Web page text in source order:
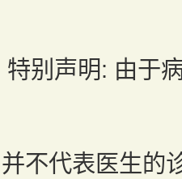
特别声明: 由于
并不代表医生的